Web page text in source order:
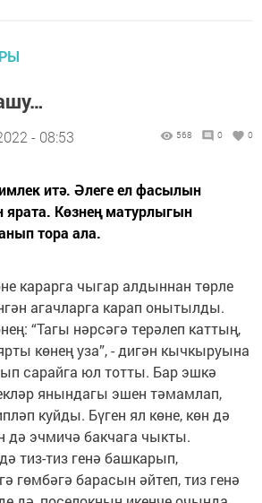
- 08:53 568 0 0
итә. Әлеге ел фасылын
ярата. Көзнең матурлыгын
тора ала.
карарга чыгар алдыннан төрле
агачларга карап онытылды.
“Тагы нәрсәгә терәлеп каттың,
көнең уза”, - дигән кычкыруына
сарайга юл тотты. Бар эшкә
янындагы эшен тәмамлап,
куйды. Бүген ял көне, көн дә
дә эчмичә бакчага чыкты.
тиз-тиз генә башкарып,
гөмбәгә барасын әйтеп, тиз генә